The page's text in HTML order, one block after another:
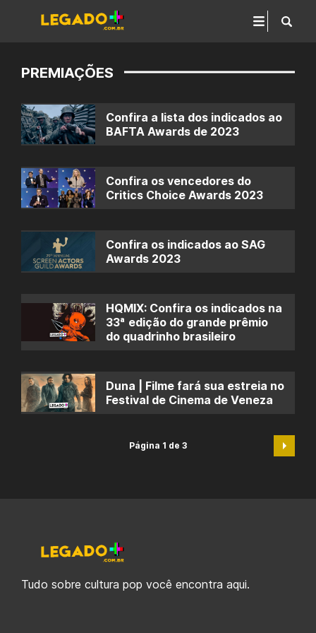
PREMIAÇÕES
Confira a lista dos indicados ao
BAFTA Awards de 2023
Confira os vencedores do
Critics Choice Awards 2023
Confira os indicados ao SAG
Awards 2023
HQMIX: Confira os indicados na
33ª edição do grande prêmio
do quadrinho brasileiro
Duna | Filme fará sua estreia no
Festival de Cinema de Veneza
Página 1 de 3
Tudo sobre cultura pop você encontra aqui.